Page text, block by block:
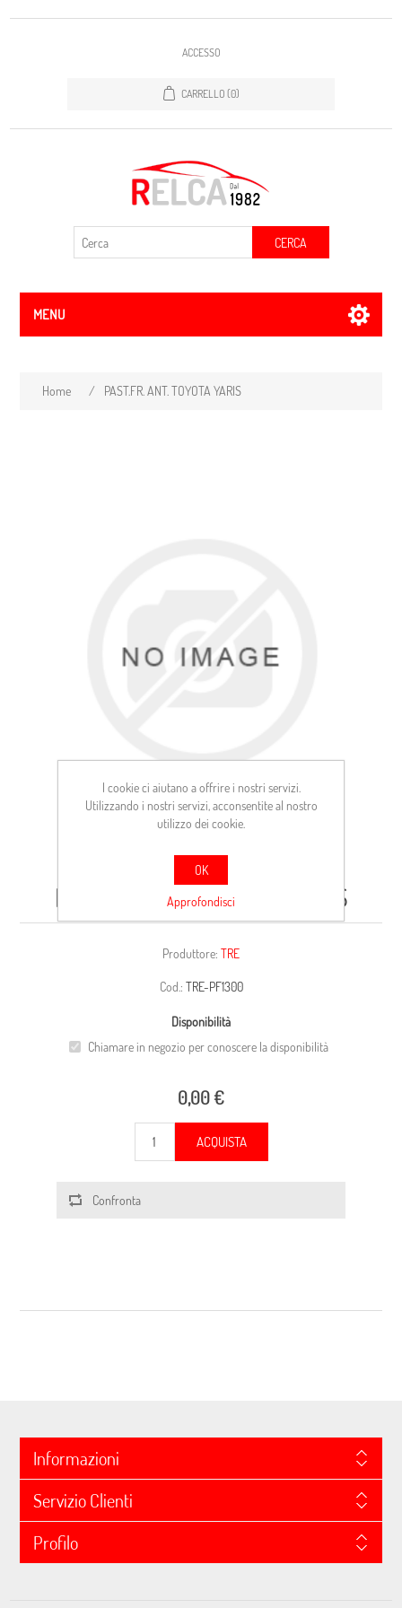
ACCESSO
CARRELLO (0)
CERCA
MENU
Home / PAST.FR. ANT. TOYOTA YARIS
PAST.FR. ANT. TOYOTA YARIS
Produttore: TRE
Cod.: TRE-PF1300
Disponibilità
Chiamare in negozio per conoscere la disponibilità
0,00 €
ACQUISTA
Confronta
Informazioni
Servizio Clienti
Profilo
I cookie ci aiutano a offrire i nostri servizi.
Utilizzando i nostri servizi, acconsentite al nostro
utilizzo dei cookie.
OK
Approfondisci